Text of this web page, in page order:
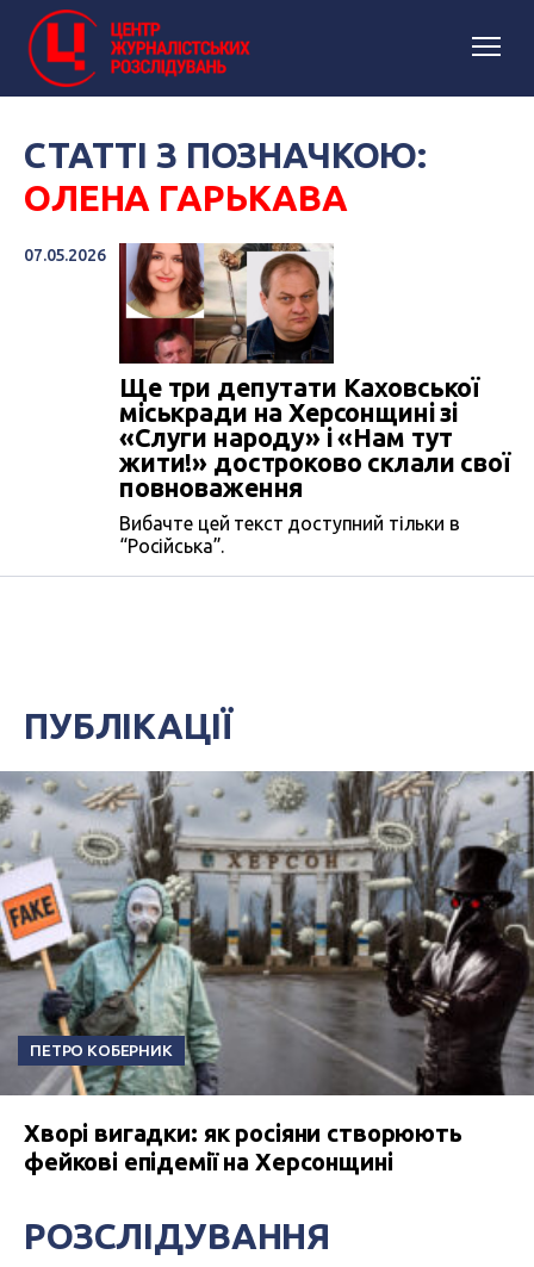
СТАТТІ З ПОЗНАЧКОЮ:
ОЛЕНА ГАРЬКАВА
07.05.2026
Ще три депутати Каховської
міськради на Херсонщині зі
«Слуги народу» і «Нам тут
жити!» достроково склали свої
повноваження
Вибачте цей текст доступний тільки в
“Російська”.
ПУБЛІКАЦІЇ
ПЕТРО КОБЕРНИК
Хворі вигадки: як росіяни створюють
фейкові епідемії на Херсонщині
РОЗСЛІДУВАННЯ